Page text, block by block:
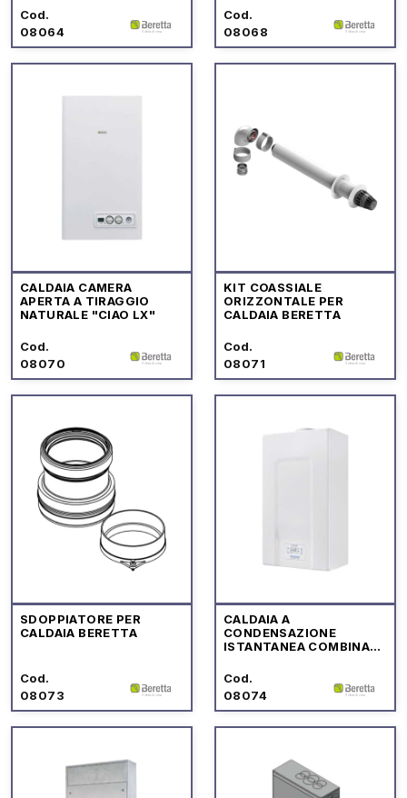
Cod.
08064
Cod.
08068
CALDAIA CAMERA
APERTA A TIRAGGIO
NATURALE "CIAO LX"
Cod.
08070
KIT COASSIALE
ORIZZONTALE PER
CALDAIA BERETTA
Cod.
08071
SDOPPIATORE PER
CALDAIA BERETTA
Cod.
08073
CALDAIA A
CONDENSAZIONE
ISTANTANEA COMBINATA
Cod.
08074